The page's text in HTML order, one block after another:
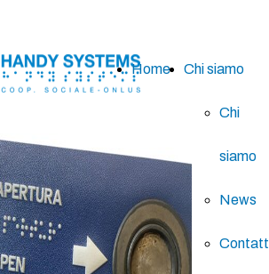
Home Chi siamo
Chi
siamo
News